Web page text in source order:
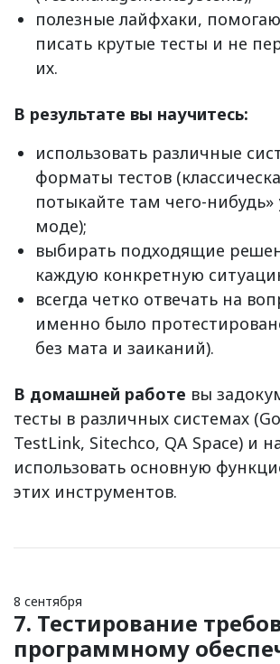
полезные лайфхаки,
писать крутые тесты и не
их.
В результате вы научитесь:
использовать различные
форматы тестов
потыкайте там чего-нибудь»
моде);
выбирать подходящие
каждую конкретную
всегда четко отвечать на
именно было
без мата и заиканий).
В домашней работе вы
тесты в различных системах
TestLink, Sitechco, QA Space) и
использовать основную
этих инструментов.
8 сентября
7. Тестирование
программному